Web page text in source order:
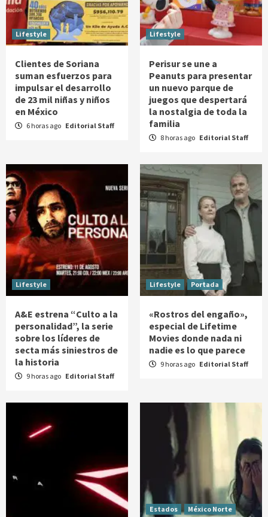
Lifestyle
Clientes de Soriana
suman esfuerzos para
impulsar el desarrollo
de 23 mil niñas y niños
en México
6 horas ago Editorial Staff
Lifestyle
Perisur se une a
Peanuts para presentar
un nuevo parque de
juegos que despertará
la nostalgia de toda la
familia
8 horas ago Editorial Staff
Lifestyle
A&E estrena “Culto a la
personalidad”, la serie
sobre los líderes de
secta más siniestros de
la historia
9 horas ago Editorial Staff
Lifestyle Portada
«Rostros del engaño»,
especial de Lifetime
Movies donde nada ni
nadie es lo que parece
9 horas ago Editorial Staff
Estados
México Norte